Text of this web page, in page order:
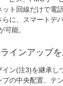
ト回線だけで電
に、スマートデ
能。
インアップ
ン(注3)を継承し
の中央配置、テ